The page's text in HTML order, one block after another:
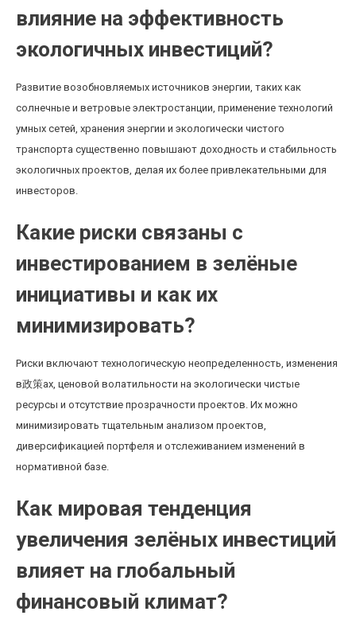
влияние на эффективность
экологичных инвестиций?
Развитие возобновляемых источников энергии, таких как
солнечные и ветровые электростанции, применение технологий
умных сетей, хранения энергии и экологически чистого
транспорта существенно повышают доходность и стабильность
экологичных проектов, делая их более привлекательными для
инвесторов.
Какие риски связаны с
инвестированием в зелёные
инициативы и как их
минимизировать?
Риски включают технологическую неопределенность, изменения
в政策ах, ценовой волатильности на экологически чистые
ресурсы и отсутствие прозрачности проектов. Их можно
минимизировать тщательным анализом проектов,
диверсификацией портфеля и отслеживанием изменений в
нормативной базе.
Как мировая тенденция
увеличения зелёных инвестиций
влияет на глобальный
финансовый климат?